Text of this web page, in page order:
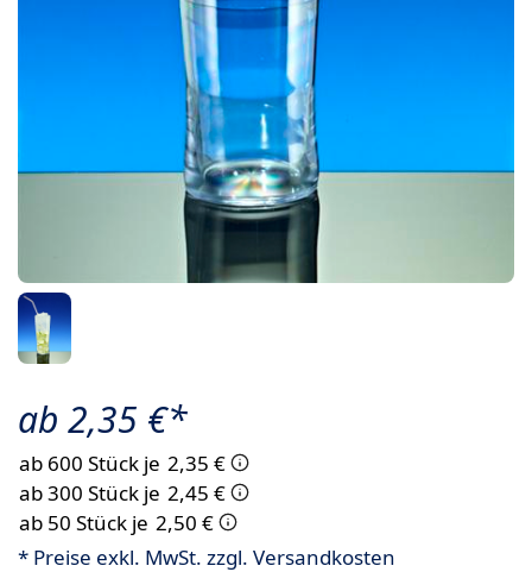
ab 2,35 €*
ab 50 Stück je 2,50 €
ab 300 Stück je 2,45 €
ab 600 Stück je 2,35 €
* Preise exkl. MwSt. zzgl. Versandkosten